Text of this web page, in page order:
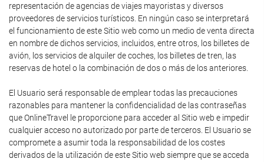
representación de agencias de viajes mayoristas y diversos
proveedores de servicios turísticos. En ningún caso se interpretará
el funcionamiento de este Sitio web como un medio de venta directa
en nombre de dichos servicios, incluidos, entre otros, los billetes de
avión, los servicios de alquiler de coches, los billetes de tren, las
reservas de hotel o la combinación de dos o más de los anteriores.
El Usuario será responsable de emplear todas las precauciones
razonables para mantener la confidencialidad de las contraseñas
que OnlineTravel le proporcione para acceder al Sitio web e impedir
cualquier acceso no autorizado por parte de terceros. El Usuario se
compromete a asumir toda la responsabilidad de los costes
derivados de la utilización de este Sitio web siempre que se acceda